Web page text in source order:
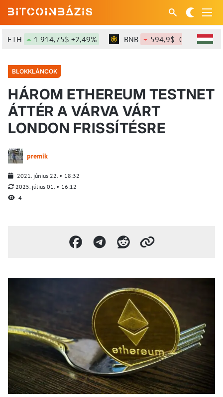
1 914,75$ +2,49% BNB 594,9$ -0,65%
BLOKKLÁNCOK
HÁROM ETHEREUM TESTNET
ÁTTÉR A VÁRVA VÁRT
LONDON FRISSÍTÉSRE
premik
2021. június 22.
18:32
2025. július 01.
16:12
4